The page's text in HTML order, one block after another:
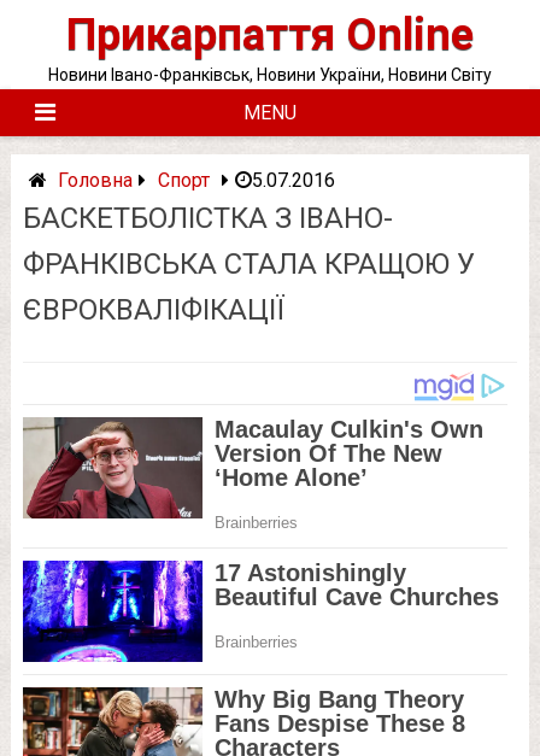
Прикарпаття Online
Новини Івано-Франківськ, Новини України, Новини Світу
MENU
Головна Спорт 5.07.2016
БАСКЕТБОЛІСТКА З ІВАНО-
ФРАНКІВСЬКА СТАЛА КРАЩОЮ У
ЄВРОКВАЛІФІКАЦІЇ